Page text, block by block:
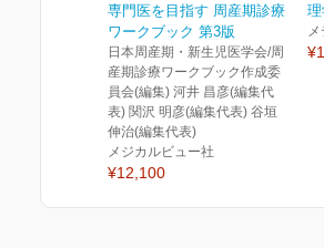
専門医を目指す 周産期診療
ワークブック 第3版
日本周産期・新生児医学会/周
産期診療ワークブック作成委
員会(編集) 河井 昌彦(編集代
表) 関沢 明彦(編集代表) 谷垣
伸治(編集代表)
メジカルビュー社
¥12,100